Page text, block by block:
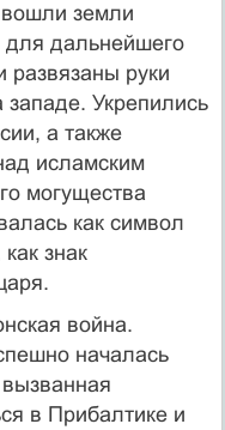
вошли земли
для дальнейшего
развязаны руки
западе. Укрепились
а также
исламским
могущества
как символ
знак
война.
началась
в Прибалтике и